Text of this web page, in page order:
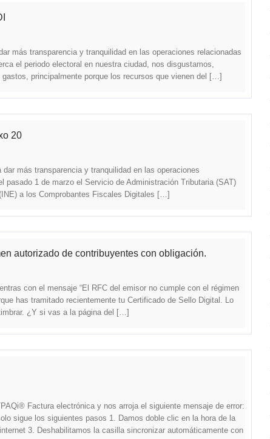
más transparencia y tranquilidad en las operaciones relacionadas
el periodo electoral en nuestra ciudad, nos disgustamos,
principalmente porque los recursos que vienen del […]
20
más transparencia y tranquilidad en las operaciones
1 de marzo el Servicio de Administración Tributaria (SAT)
a los Comprobantes Fiscales Digitales […]
autorizado de contribuyentes con obligación.
con el mensaje “El RFC del emisor no cumple con el régimen
has tramitado recientemente tu Certificado de Sello Digital. Lo
¿Y si vas a la página del […]
Factura electrónica y nos arroja el siguiente mensaje de error:
sigue los siguientes pasos 1. Damos doble clic en la hora de la
3. Deshabilitamos la casilla sincronizar automáticamente con